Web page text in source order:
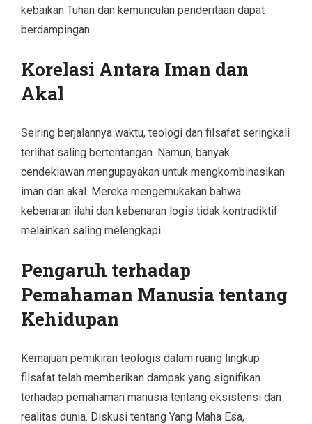
kebaikan Tuhan dan kemunculan penderitaan dapat
berdampingan.
Korelasi Antara Iman dan
Akal
Seiring berjalannya waktu, teologi dan filsafat seringkali
terlihat saling bertentangan. Namun, banyak
cendekiawan mengupayakan untuk mengkombinasikan
iman dan akal. Mereka mengemukakan bahwa
kebenaran ilahi dan kebenaran logis tidak kontradiktif
melainkan saling melengkapi.
Pengaruh terhadap
Pemahaman Manusia tentang
Kehidupan
Kemajuan pemikiran teologis dalam ruang lingkup
filsafat telah memberikan dampak yang signifikan
terhadap pemahaman manusia tentang eksistensi dan
realitas dunia. Diskusi tentang Yang Maha Esa,